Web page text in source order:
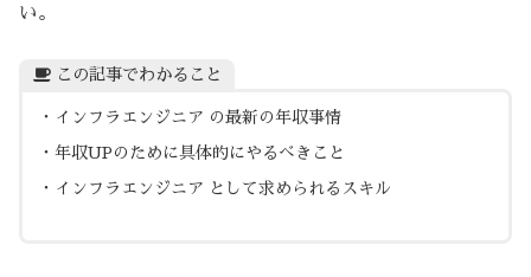
い。
この記事でわかること
・インフラエンジニア の最新の年収事情
・年収UPのために具体的にやるべきこと
・インフラエンジニア として求められるスキル